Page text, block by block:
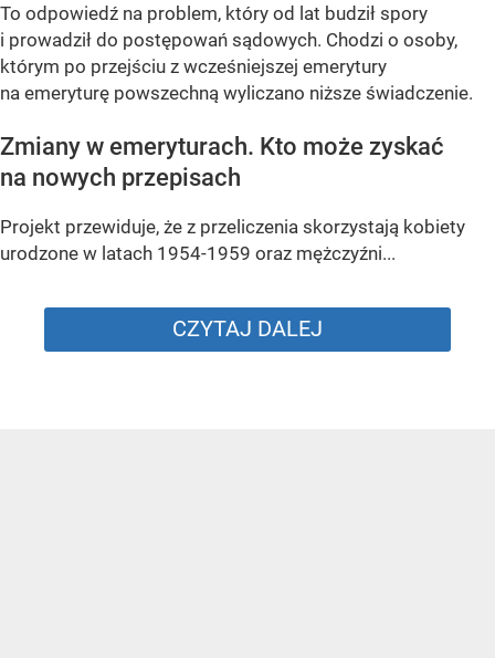
To odpowiedź na problem, który od lat budził spory
i prowadził do postępowań sądowych. Chodzi o osoby,
którym po przejściu z wcześniejszej emerytury
na emeryturę powszechną wyliczano niższe świadczenie.
Zmiany w emeryturach. Kto może zyskać
na nowych przepisach
Projekt przewiduje, że z przeliczenia skorzystają kobiety
urodzone w latach 1954-1959 oraz mężczyźni...
CZYTAJ DALEJ